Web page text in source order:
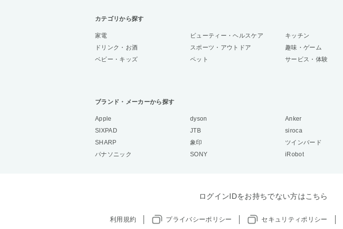
カテゴリから探す
家電 ビューティー・ヘルスケア キッチン
ドリンク・お酒
スポーツ・アウトドア 趣味・ゲーム
ベビー・キッズ
ペット サービス・体験
ブランド・メーカーから探す
Apple dyson Anker
SIXPAD
JTB siroca
SHARP
象印 ツインバード
パナソニック
SONY iRobot
ログインIDをお持ちでない方はこちら
利用規約 プライバシーポリシー セキュリティポリシー